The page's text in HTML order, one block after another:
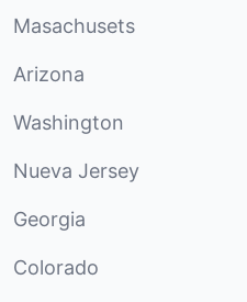
Masachusets
Arizona
Washington
Nueva Jersey
Georgia
Colorado